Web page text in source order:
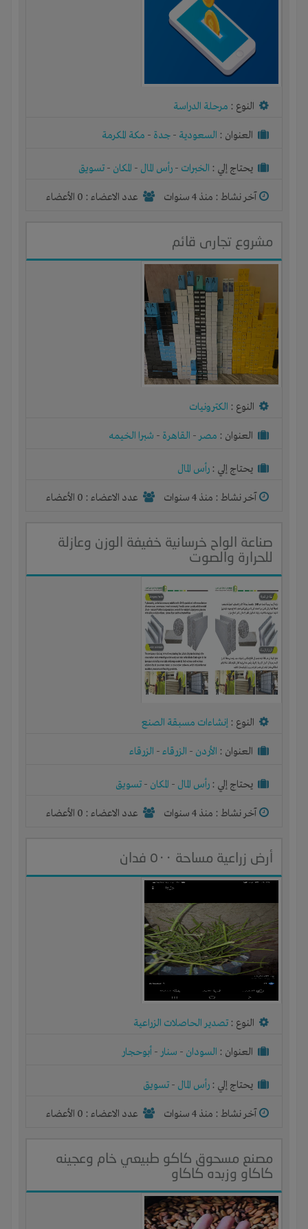
النوع : مرحلة الدراسة
العنوان : السعودية - جدة - مكة المكرمة
يحتاج إلي : الخبرات - رأس المال - المكان - تسويق
آخر نشاط : منذ 4 سنوات عدد الاعضاء : 0 الأعضاء
مشروع تجارى قائم
النوع : الكترونيات
العنوان : مصر- القاهرة - شبرا الخيمه
يحتاج إلي : رأس المال
آخر نشاط : منذ 4 سنوات عدد الاعضاء : 0 الأعضاء
صناعة الواح خرسانية خفيفة الوزن وعازلة
للحرارة والصوت
النوع : إنشاءات مسبقة الصنع
العنوان : الأردن - الزرقاء- الزرقاء
يحتاج إلي : رأس المال - المكان - تسويق
آخر نشاط : منذ 4 سنوات عدد الاعضاء : 0 الأعضاء
أرض زراعية مساحة ٥٠٠ فدان
النوع : تصدير الحاصلات الزراعية
العنوان : السودان - سنار- أبوحجار
يحتاج إلي : رأس المال - تسويق
آخر نشاط : منذ 4 سنوات عدد الاعضاء : 0 الأعضاء
مصنع مسحوق كاكو طبيعي خام وعجينه
كاكاو وزبده كاكاو